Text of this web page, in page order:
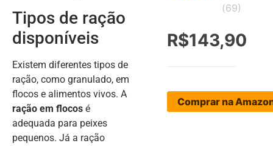
Tipos de ração
disponíveis
Existem diferentes tipos de
ração, como granulado, em
flocos e alimentos vivos. A
ração em flocos é
adequada para peixes
pequenos. Já a ração
(69)
R$143,90
Comprar na